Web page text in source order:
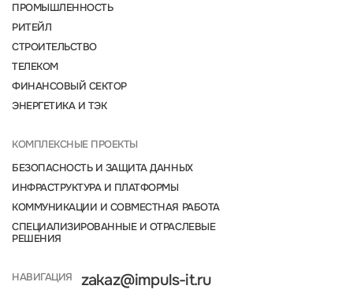
ПРОМЫШЛЕННОСТЬ
РИТЕЙЛ
СТРОИТЕЛЬСТВО
ТЕЛЕКОМ
ФИНАНСОВЫЙ СЕКТОР
ЭНЕРГЕТИКА И ТЭК
НАВИГАЦИЯ
zakaz@impuls-it.ru
КОМПЛЕКСНЫЕ ПРОЕКТЫ
БЕЗОПАСНОСТЬ И ЗАЩИТА ДАННЫХ
ИНФРАСТРУКТУРА И ПЛАТФОРМЫ
КОММУНИКАЦИИ И СОВМЕСТНАЯ РАБОТА
СПЕЦИАЛИЗИРОВАННЫЕ И ОТРАСЛЕВЫЕ
РЕШЕНИЯ